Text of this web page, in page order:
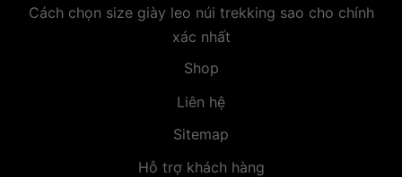
Cách chọn size giày leo núi trekking sao cho chính
xác nhất
Shop
Liên hệ
Sitemap
Hỗ trợ khách hàng